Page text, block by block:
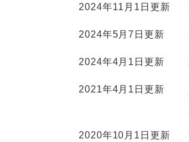
2024年11月1日更新
2024年5月7日更新
2024年4月1日更新
2021年4月1日更新
2020年10月1日更新